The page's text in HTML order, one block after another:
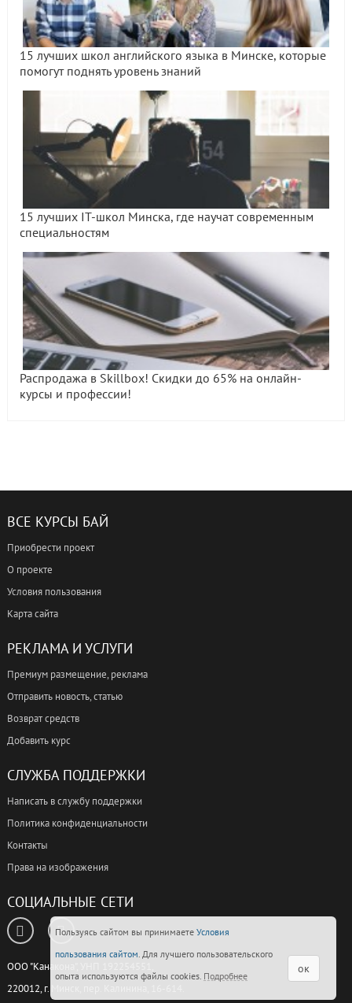
15 лучших школ английского языка в Минске, которые
помогут поднять уровень знаний
15 лучших IT-школ Минска, где научат современным
специальностям
Распродажа в Skillbox! Скидки до 65% на онлайн-
курсы и профессии!
ВСЕ КУРСЫ БАЙ
Приобрести проект
О проекте
Условия пользования
Карта сайта
РЕКЛАМА И УСЛУГИ
Премиум размещение, реклама
Отправить новость, статью
Возврат средств
Добавить курс
СЛУЖБА ПОДДЕРЖКИ
Написать в службу поддержки
Политика конфиденциальности
Контакты
Права на изображения
СОЦИАЛЬНЫЕ СЕТИ
ООО "Канакона", УНП 192254551,
220012, г. Минск, пер. Калинина, 16-614.
Пользуясь сайтом вы принимаете Условия
пользования сайтом. Для лучшего пользовательского
опыта используются файлы cookies. Подробнее
ок